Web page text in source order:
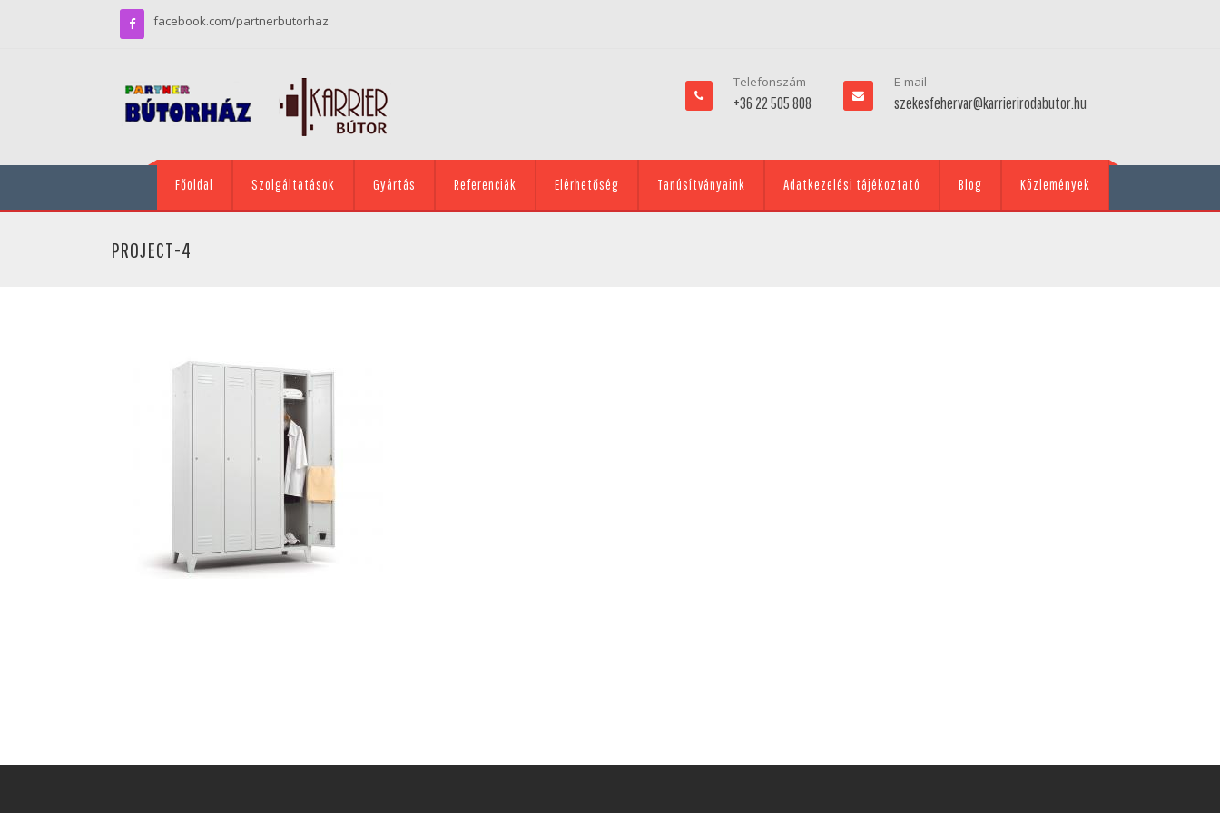
facebook.com/partnerbutorhaz
Telefonszám
+36 22 505 808
E-mail
szekesfehervar@karrierirodabutor.hu
Főoldal Szolgáltatások Gyártás Referenciák Elérhetőség Tanúsítványaink Adatkezelési tájékoztató Blog Közlemények
PROJECT-4